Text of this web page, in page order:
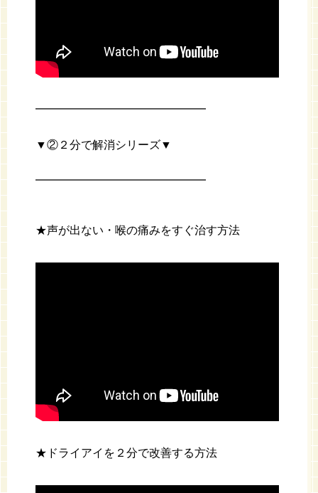
━━━━━━━━━━━━━━━
▼②２分で解消シリーズ▼
━━━━━━━━━━━━━━━
★声が出ない・喉の痛みをすぐ治す方法
★ドライアイを２分で改善する方法